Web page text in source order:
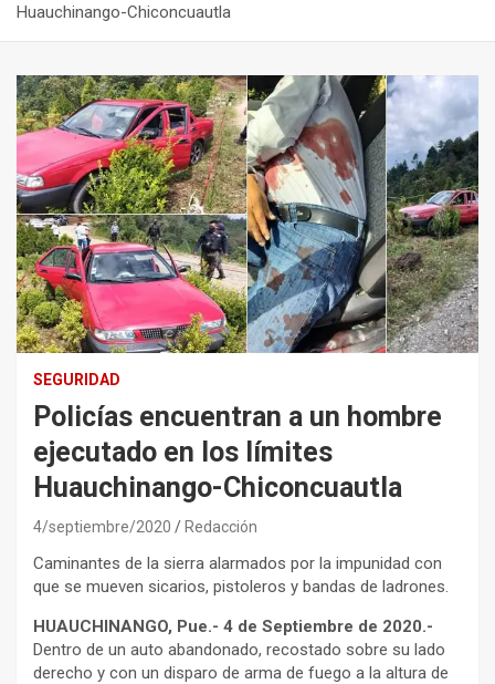
Huauchinango-Chiconcuautla
SEGURIDAD
Policías encuentran a un hombre
ejecutado en los límites
Huauchinango-Chiconcuautla
4/septiembre/2020 Redacción
Caminantes de la sierra alarmados por la impunidad con
que se mueven sicarios, pistoleros y bandas de ladrones.
HUAUCHINANGO, Pue.- 4 de Septiembre de 2020.-
Dentro de un auto abandonado, recostado sobre su lado
derecho y con un disparo de arma de fuego a la altura de